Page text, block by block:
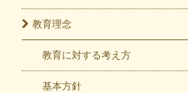
教育理念
教育に対する考え方
基本方針